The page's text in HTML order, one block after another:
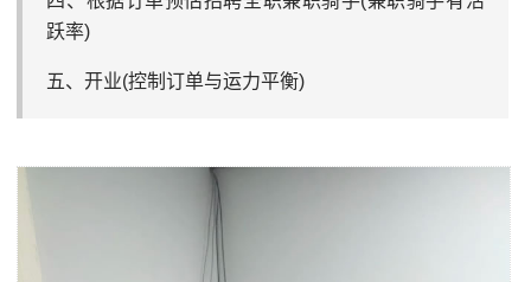
跃率)
五、开业(控制订单与运力平衡)